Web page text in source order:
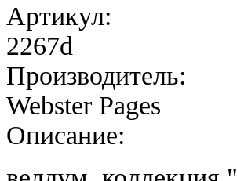
Артикул:
2267d
Производитель:
Webster Pages
Описание: